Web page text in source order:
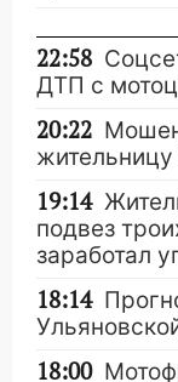
22:58
ДТП с
20:22
жительницу
19:14
подвез
заработал
18:14
18:00